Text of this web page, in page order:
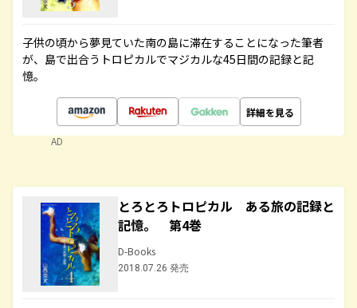
子供の頃から夢見ていた南の島に滞在することになった筆者
が、島で出合うトロピカルでマジカルな45日間の記録と記
憶。
詳細を見る
AD
とろとろトロピカル ある旅の記録と
記憶。 第4巻
D-Books
2018.07.26 発売